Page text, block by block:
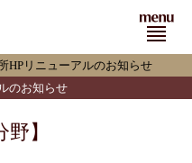
HPリニューアルのお知らせ
のお知らせ
野】